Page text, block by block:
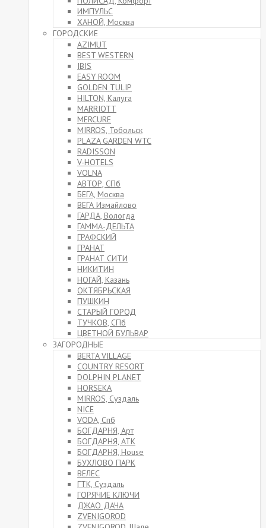
ИМПУЛЬС
ХАНОЙ, Москва
ГОРОДСКИЕ
AZIMUT
BEST WESTERN
IBIS
EASY ROOM
GOLDEN TULIP
HILTON, Калуга
MARRIOTT
MERCURE
MIRROS, Тобольск
PLAZA GARDEN WTC
RADISSON
V-HOTELS
VOLNA
АВТОР, СПб
БЕГА, Москва
ВЕГА Измайлово
ГАРДА, Вологда
ГАММА-ДЕЛЬТА
ГРАФСКИЙ
ГРАНАТ
ГРАНАТ СИТИ
НИКИТИН
НОГАЙ, Казань
ОКТЯБРЬСКАЯ
ПУШКИН
СТАРЫЙ ГОРОД
ТУЧКОВ, СПб
ЦВЕТНОЙ БУЛЬВАР
ЗАГОРОДНЫЕ
BERTA VILLAGE
COUNTRY RESORT
DOLPHIN PLANET
HORSEKA
MIRROS, Суздаль
NICE
VODA, Спб
БОГДАРНЯ, Арт
БОГДАРНЯ, АТК
БОГДАРНЯ, House
БУХЛОВО ПАРК
ВЕЛЕС
ГТК, Суздаль
ГОРЯЧИЕ КЛЮЧИ
ДЖАО ДАЧА
ZVENIGOROD